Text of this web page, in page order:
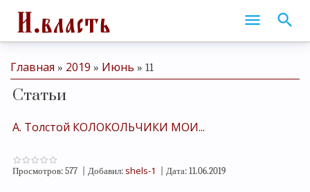
Главная » 2019 » Июнь » 11
Статьи
А. Толстой КОЛОКОЛЬЧИКИ МОИ...
Просмотров: 577 Добавил: shels-1 Дата: 11.06.2019